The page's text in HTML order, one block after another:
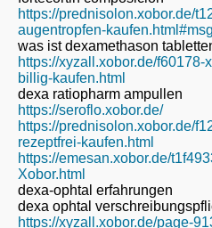
https://prednisolon.xobor.de/
augentropfen-
was ist dexamethason
https://xyzall.xobor.de/
billig-kaufen.html
dexa ratiopharm ampullen
https://seroflo.xobor.de/
https://prednisolon.xobor.de/
rezeptfrei-kaufen.html
https://emesan.xobor.de/
Xobor.html
dexa-ophtal erfahrungen
dexa ophtal
https://xyzall.xobor.de/page-